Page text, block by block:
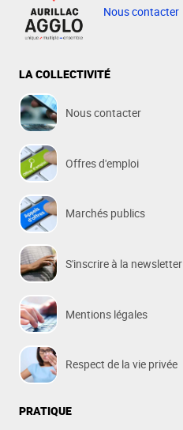
Nous contacter
LA COLLECTIVITÉ
Nous contacter
Offres d'emploi
Marchés publics
S'inscrire à la newsletter
Mentions légales
Respect de la vie privée
PRATIQUE